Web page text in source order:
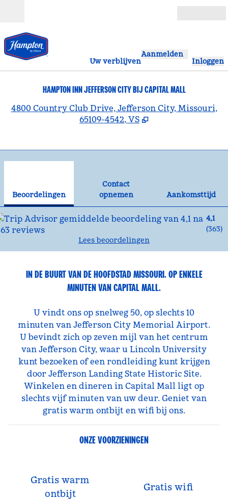
Uw verblijven
Aanmelden
Inloggen
HAMPTON INN JEFFERSON CITY BIJ CAPITAL MALL
4800 Country Club Drive, Jefferson City, Missouri,
65109-4542, VS
Beoordelingen
Contact
opnemen
Contact opnemen
Aankomsttijd
4,1
(363)
Lees beoordelingen
IN DE BUURT VAN DE HOOFDSTAD MISSOURI. OP ENKELE
MINUTEN VAN CAPITAL MALL.
U vindt ons op snelweg 50, op slechts 10
minuten van Jefferson City Memorial Airport.
U bevindt zich op zeven mijl van het centrum
van Jefferson City, waar u Lincoln University
kunt bezoeken of een rondleiding kunt krijgen
door Jefferson Landing State Historic Site.
Winkelen en dineren in Capital Mall ligt op
slechts vijf minuten van uw deur. Geniet van
gratis warm ontbijt en wifi bij ons.
ONZE VOORZIENINGEN
Gratis warm
ontbijt
Gratis wifi